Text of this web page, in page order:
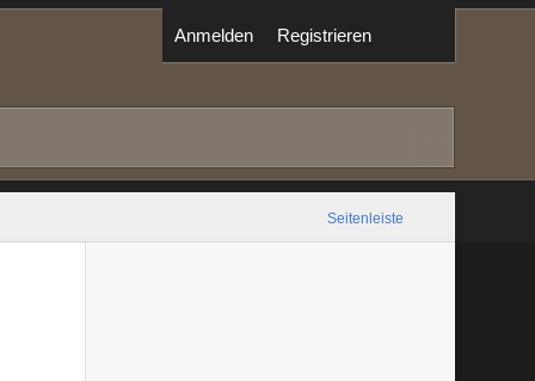
Anmelden Registrieren
Seitenleiste